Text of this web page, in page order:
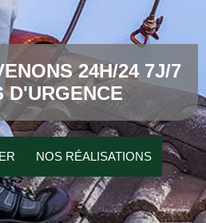
24H/24 7J/7
D'URGENCE
NOS RÉALISATIONS